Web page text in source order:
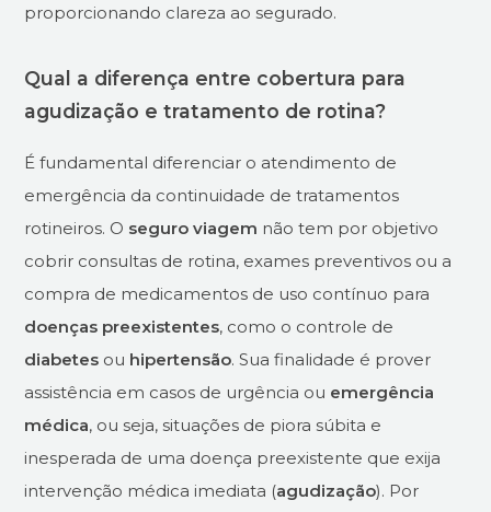
proporcionando clareza ao segurado.
Qual a diferença entre cobertura para
agudização e tratamento de rotina?
É fundamental diferenciar o atendimento de
emergência da continuidade de tratamentos
rotineiros. O seguro viagem não tem por objetivo
cobrir consultas de rotina, exames preventivos ou a
compra de medicamentos de uso contínuo para
doenças preexistentes, como o controle de
diabetes ou hipertensão. Sua finalidade é prover
assistência em casos de urgência ou emergência
médica, ou seja, situações de piora súbita e
inesperada de uma doença preexistente que exija
intervenção médica imediata (agudização). Por